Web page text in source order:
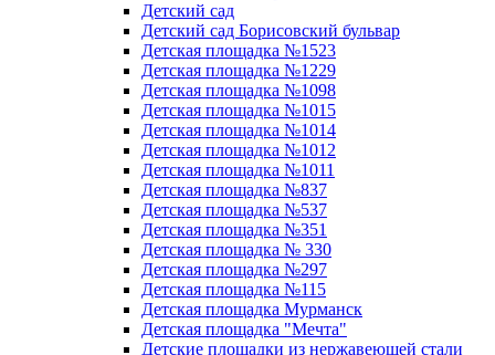
Детский сад
Детский сад Борисовский бульвар
Детская площадка №1523
Детская площадка №1229
Детская площадка №1098
Детская площадка №1015
Детская площадка №1014
Детская площадка №1012
Детская площадка №1011
Детская площадка №837
Детская площадка №537
Детская площадка №351
Детская площадка № 330
Детская площадка №297
Детская площадка №115
Детская площадка Мурманск
Детская площадка "Мечта"
Детские площадки из нержавеющей стали